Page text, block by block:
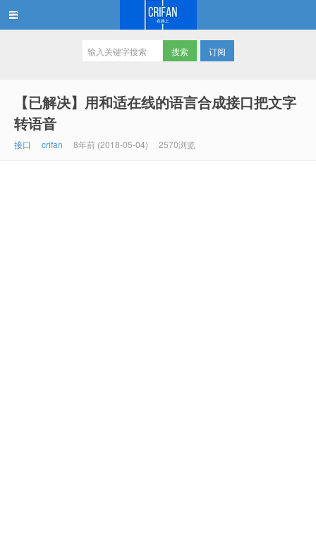
订阅
【已解决】用和适在线的语言合成接口把文字
转语音
接口 crifan 8年前 (2018-05-04) 2570浏览